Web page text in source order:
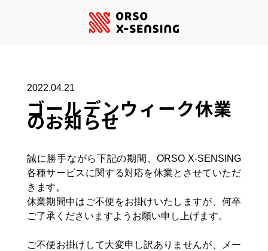
2022.04.21
ゴールデンウィーク休業
のお知らせ
誠に勝手ながら下記の期間、ORSO X-SENSING
各種サービスに関する対応を休業とさせていただ
きます。
休業期間中はご不便をお掛けいたしますが、何卒
ご了承くださいますようお願い申し上げます。
ご不便お掛けして大変申し訳ありませんが、メー